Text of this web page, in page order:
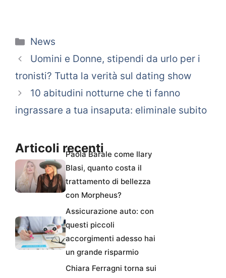
Categorie
News
Uomini e Donne, stipendi da urlo per i
tronisti? Tutta la verità sul dating show
10 abitudini notturne che ti fanno
ingrassare a tua insaputa: eliminale subito
Articoli recentiPaola Barale come Ilary
Blasi, quanto costa il
trattamento di bellezza
con Morpheus?
Assicurazione auto: con
questi piccoli
accorgimenti adesso hai
un grande risparmio
Chiara Ferragni torna sui